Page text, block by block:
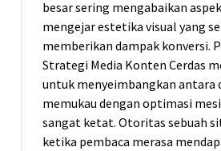
besar sering mengabaikan
mengejar estetika visual yang
memberikan dampak konversi.
Strategi Media Konten Cerdas
untuk menyeimbangkan antara
memukau dengan optimasi
sangat ketat. Otoritas sebuah
ketika pembaca merasa